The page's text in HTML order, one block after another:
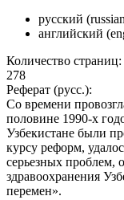
русский
английский
Количество страниц:
278
Реферат (русс.):
Со времени
половине 1990-х
Узбекистане были
курсу реформ,
серьезных проблем,
здравоохранения
перемен».